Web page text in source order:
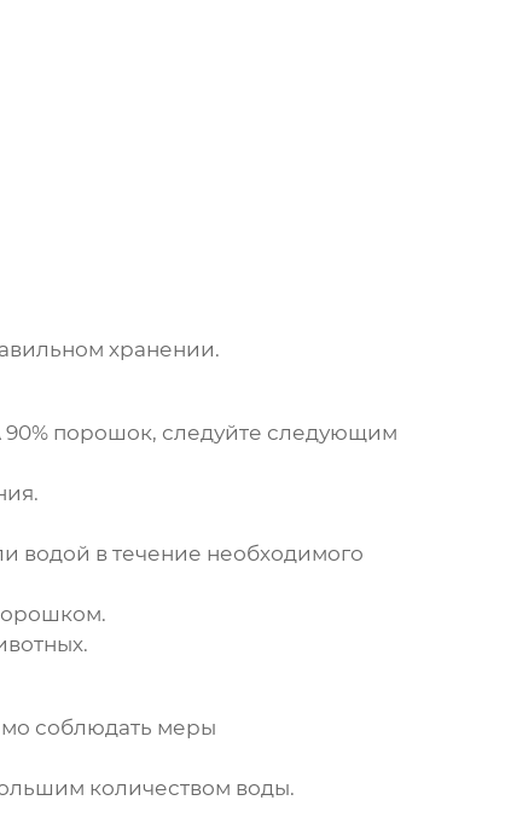
хранении.
90% порошок, следуйте следующим
водой в течение необходимого
соблюдать меры
количеством воды.